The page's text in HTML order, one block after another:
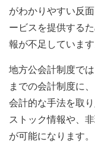
がわかりやすい反
ービスを提供する
報が不足しています
地方公会計制度で
までの会計制度に
会計的な手法を取
ストック情報や、
が可能になります。